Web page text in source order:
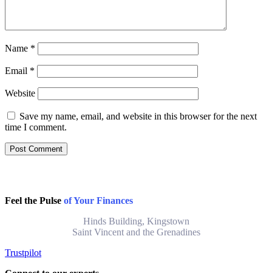
Name *
Email *
Website
Save my name, email, and website in this browser for the next
time I comment.
Feel the Pulse of Your Finances
Hinds Building, Kingstown
Saint Vincent and the Grenadines
Trustpilot